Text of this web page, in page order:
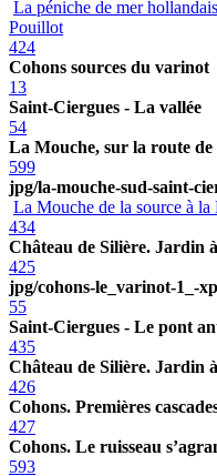
La péniche de mer
Pouillot
424
Cohons sources du varinot
13
Saint-Ciergues - La vallée
54
La Mouche, sur la route de
599
jpg/la-mouche-sud-saint-
La Mouche de la source à la
434
Château de Silière. Jardin
425
jpg/cohons-le_varinot-1_-
55
Saint-Ciergues - Le pont
435
Château de Silière. Jardin
426
Cohons. Premières
427
Cohons. Le ruisseau
593